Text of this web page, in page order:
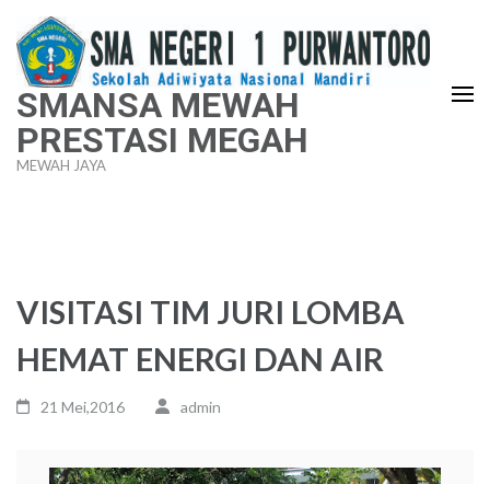
Lompat
ke
konten
(Tekan
Enter)
SMANSA MEWAH
PRESTASI MEGAH
MEWAH JAYA
VISITASI TIM JURI LOMBA
HEMAT ENERGI DAN AIR
21 Mei,2016 admin